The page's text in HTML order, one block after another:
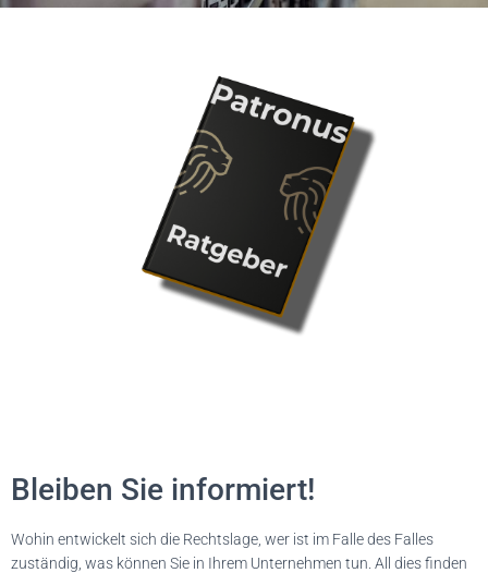
Bleiben Sie informiert!
Wohin entwickelt sich die Rechtslage, wer ist im Falle des Falles
zuständig, was können Sie in Ihrem Unternehmen tun. All dies finden